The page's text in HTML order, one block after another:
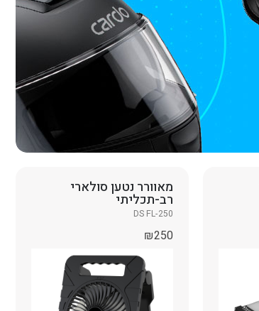
מאוורר נטען סולארי
רב-תכליתי
DS FL-250
₪250